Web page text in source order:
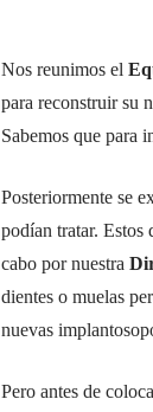
Nos reunimos el
para reconstruir su
Sabemos que para
Posteriormente se
podían tratar. Estos
cabo por nuestra
dientes o muelas
nuevas
Pero antes de